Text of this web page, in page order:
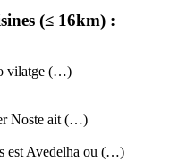
(≤ 16km) :
vilatge (…)
Noste ait (…)
est Avedelha ou (…)